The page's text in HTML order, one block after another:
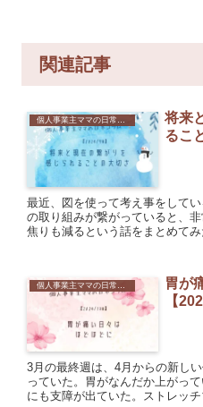
関連記事
個人事業主ママの日常コラム
将来
るこ
最近、図を使って考え事をして
の取り組みが繋がっていると、
焦りも減るという話をまとめて
胃が
【
3月の最終週は、4月からの新し
っていた。胃がなんだか上がっ
にも支障が出ていた。ストレッ